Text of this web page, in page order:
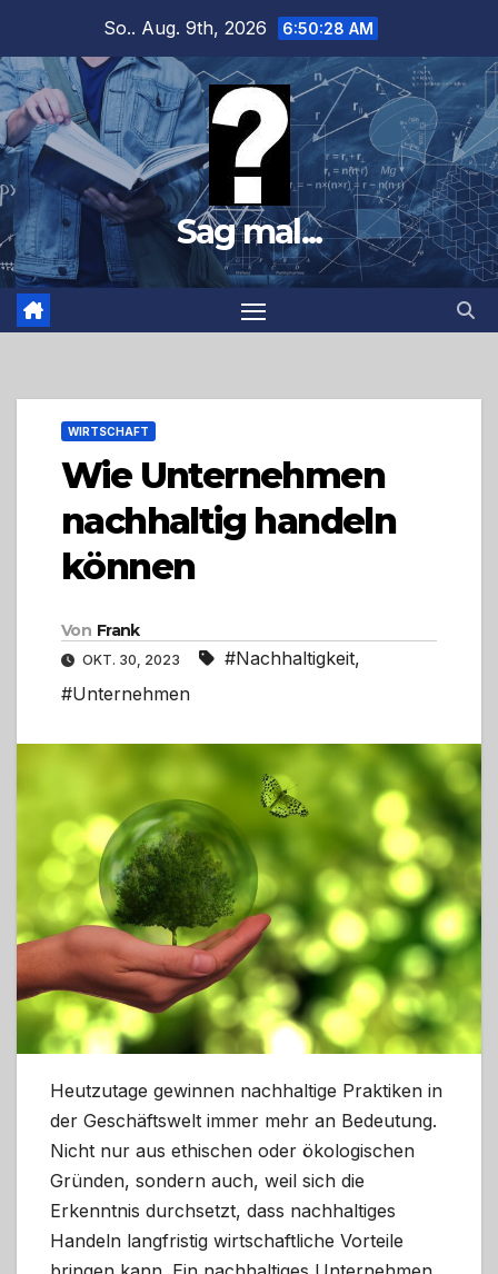
springen
So.. Aug. 9th, 2026 6:50:30 AM
Sag mal...
WIRTSCHAFT
Wie Unternehmen
nachhaltig handeln
können
Von Frank
OKT. 30, 2023 #Nachhaltigkeit,
#Unternehmen
Heutzutage gewinnen nachhaltige Praktiken in
der Geschäftswelt immer mehr an Bedeutung.
Nicht nur aus ethischen oder ökologischen
Gründen, sondern auch, weil sich die
Erkenntnis durchsetzt, dass nachhaltiges
Handeln langfristig wirtschaftliche Vorteile